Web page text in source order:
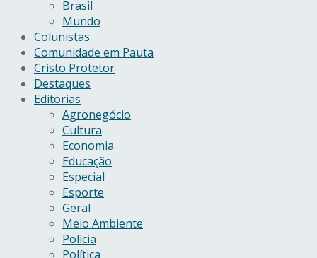
Brasil
Mundo
Colunistas
Comunidade em Pauta
Cristo Protetor
Destaques
Editorias
Agronegócio
Cultura
Economia
Educação
Especial
Esporte
Geral
Meio Ambiente
Polícia
Política